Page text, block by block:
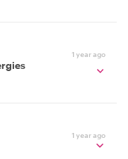
1 year ago
1 year ago